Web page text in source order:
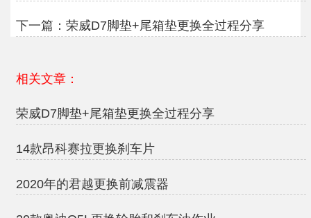
下一篇： 荣威D7脚垫+尾箱垫更换全过程分享
相关文章：
荣威D7脚垫+尾箱垫更换全过程分享
14款昂科赛拉更换刹车片
2020年的君越更换前减震器